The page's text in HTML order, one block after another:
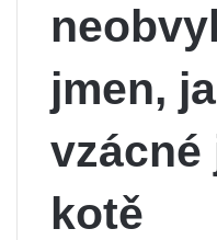
jmen,
vzácné
kotě